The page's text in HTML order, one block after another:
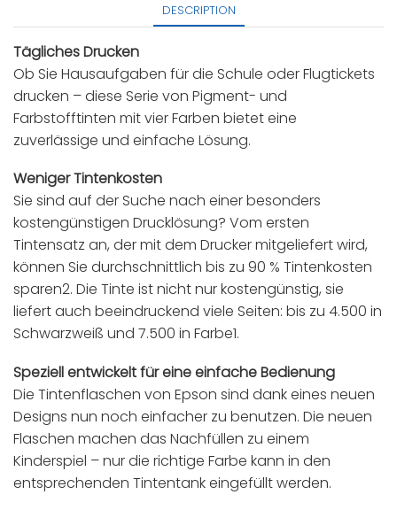
DESCRIPTION
Tägliches Drucken
Ob Sie Hausaufgaben für die Schule oder Flugtickets
drucken – diese Serie von Pigment- und
Farbstofftinten mit vier Farben bietet eine
zuverlässige und einfache Lösung.
Weniger Tintenkosten
Sie sind auf der Suche nach einer besonders
kostengünstigen Drucklösung? Vom ersten
Tintensatz an, der mit dem Drucker mitgeliefert wird,
können Sie durchschnittlich bis zu 90 % Tintenkosten
sparen2. Die Tinte ist nicht nur kostengünstig, sie
liefert auch beeindruckend viele Seiten: bis zu 4.500 in
Schwarzweiß und 7.500 in Farbe1.
Speziell entwickelt für eine einfache Bedienung
Die Tintenflaschen von Epson sind dank eines neuen
Designs nun noch einfacher zu benutzen. Die neuen
Flaschen machen das Nachfüllen zu einem
Kinderspiel – nur die richtige Farbe kann in den
entsprechenden Tintentank eingefüllt werden.